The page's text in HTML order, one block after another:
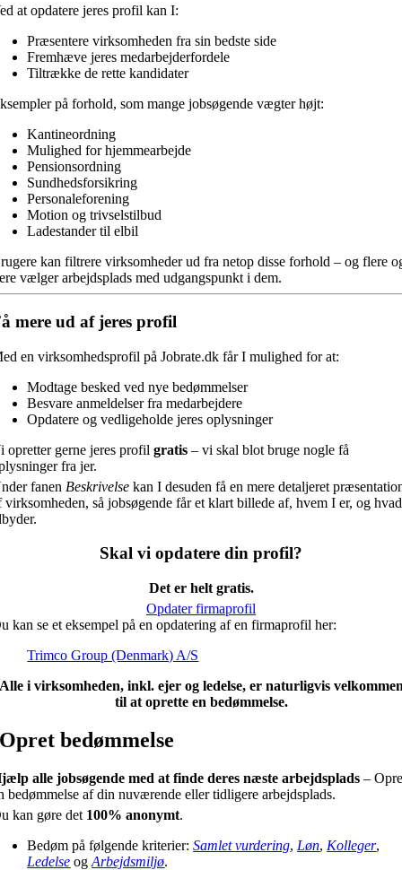
at opdatere jeres profil kan I:
Præsentere virksomheden fra sin bedste side
Fremhæve jeres medarbejderfordele
Tiltrække de rette kandidater
på forhold, som mange jobsøgende vægter højt:
Kantineordning
Mulighed for hjemmearbejde
Pensionsordning
Sundhedsforsikring
Personaleforening
Motion og trivselstilbud
Ladestander til elbil
kan filtrere virksomheder ud fra netop disse forhold – og flere
vælger arbejdsplads med udgangspunkt i dem.
mere ud af jeres profil
en virksomhedsprofil på Jobrate.dk får I mulighed for at:
Modtage besked ved nye bedømmelser
Besvare anmeldelser fra medarbejdere
Opdatere og vedligeholde jeres oplysninger
opretter gerne jeres profilgratis – vi skal blot bruge nogle få
fra jer.
fanen Beskrivelse kan I desuden få en mere detaljeret
virksomheden, så jobsøgende får et klart billede af, hvem I er, og
Skal vi opdatere din profil?
Det er helt gratis.
Opdater firmaprofil
kan se et eksempel på en opdatering af en firmaprofil her:
Trimco Group (Denmark) A/S
i virksomheden, inkl. ejer og ledelse, er naturligvis
til at oprette en bedømmelse.
Opret bedømmelse
alle jobsøgende med at finde deres næste arbejdsplads –
bedømmelse af din nuværende eller tidligere arbejdsplads.
kan gøre det 100% anonymt.
Bedøm på følgende kriterier:Samlet vurdering, Løn, Kolleger,
Ledelse ogArbejdsmiljø.